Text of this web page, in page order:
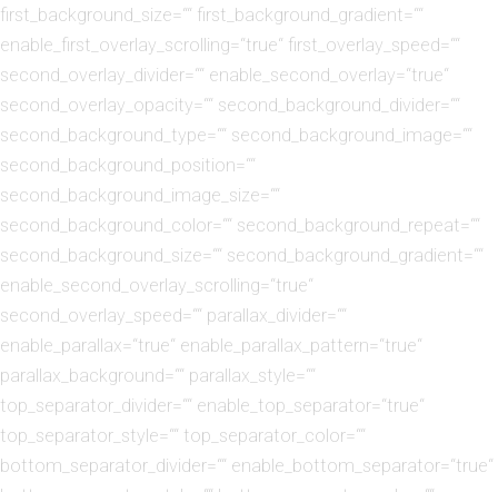
first_background_size=““ first_background_gradient=““
enable_first_overlay_scrolling=“true“ first_overlay_speed=““
second_overlay_divider=““ enable_second_overlay=“true“
second_overlay_opacity=““ second_background_divider=““
second_background_type=““ second_background_image=““
second_background_position=““
second_background_image_size=““
second_background_color=““ second_background_repeat=““
second_background_size=““ second_background_gradient=““
enable_second_overlay_scrolling=“true“
second_overlay_speed=““ parallax_divider=““
enable_parallax=“true“ enable_parallax_pattern=“true“
parallax_background=““ parallax_style=““
top_separator_divider=““ enable_top_separator=“true“
top_separator_style=““ top_separator_color=““
bottom_separator_divider=““ enable_bottom_separator=“true“